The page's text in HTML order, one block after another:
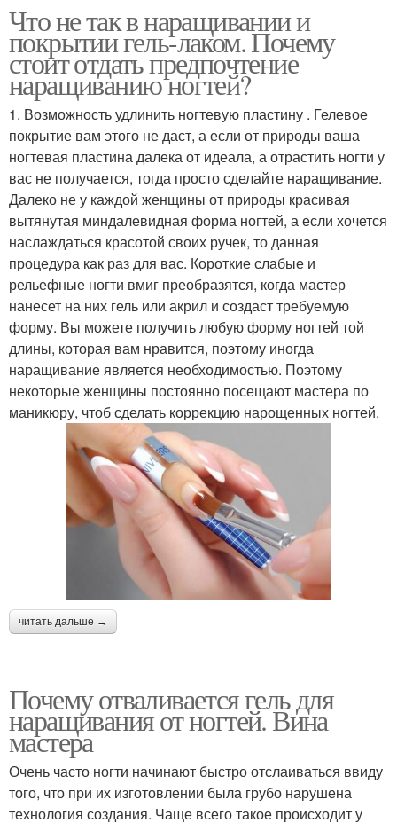
Что не так в наращивании и
покрытии гель-лаком. Почему
стоит отдать предпочтение
наращиванию ногтей?
1. Возможность удлинить ногтевую пластину . Гелевое
покрытие вам этого не даст, а если от природы ваша
ногтевая пластина далека от идеала, а отрастить ногти у
вас не получается, тогда просто сделайте наращивание.
Далеко не у каждой женщины от природы красивая
вытянутая миндалевидная форма ногтей, а если хочется
наслаждаться красотой своих ручек, то данная
процедура как раз для вас. Короткие слабые и
рельефные ногти вмиг преобразятся, когда мастер
нанесет на них гель или акрил и создаст требуемую
форму. Вы можете получить любую форму ногтей той
длины, которая вам нравится, поэтому иногда
наращивание является необходимостью. Поэтому
некоторые женщины постоянно посещают мастера по
маникюру, чтоб сделать коррекцию нарощенных ногтей.
читать дальше →
Почему отваливается гель для
наращивания от ногтей. Вина
мастера
Очень часто ногти начинают быстро отслаиваться ввиду
того, что при их изготовлении была грубо нарушена
технология создания. Чаще всего такое происходит у